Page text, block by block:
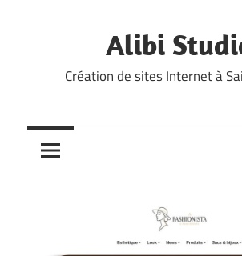
Alibi
Création de sites Internet à